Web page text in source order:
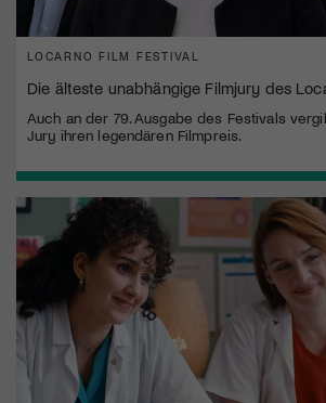
LOCARNO FILM FESTIVAL
Die älteste unabhängige Filmjury des
Auch an der 79. Ausgabe des Festivals
Jury ihren legendären Filmpreis.